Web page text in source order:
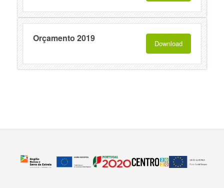
Orçamento 2019 Download